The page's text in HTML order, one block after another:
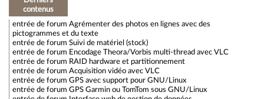
contenus
entrée de forum Agrémenter des photos en lignes avec des
pictogrammes et du texte
entrée de forum Suivi de matériel (stock)
entrée de forum Encodage Theora/Vorbis multi-thread avec VLC
entrée de forum RAID hardware et partitionnement
entrée de forum Acquisition vidéo avec VLC
entrée de forum GPS avec support pour GNU/Linux
entrée de forum GPS Garmin ou TomTom sous GNU/Linux